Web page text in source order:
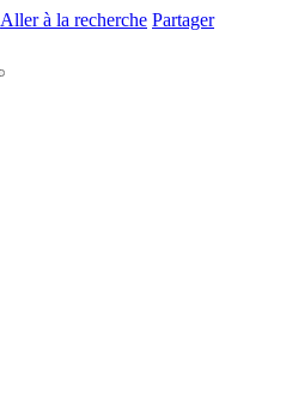
Aller à la recherche Partager